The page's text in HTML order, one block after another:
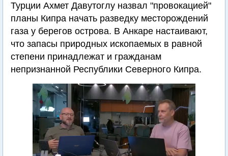
Турции Ахмет Давутоглу назвал "провокацией"
планы Кипра начать разведку месторождений
газа у берегов острова. В Анкаре настаивают,
что запасы природных ископаемых в равной
степени принадлежат и гражданам
непризнанной Республики Северного Кипра.